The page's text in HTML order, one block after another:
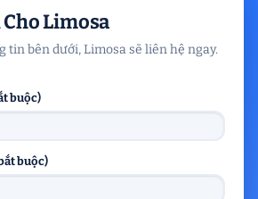
Cho Limosa
tin bên dưới, Limosa sẽ liên hệ ngay.
buộc)
buộc)